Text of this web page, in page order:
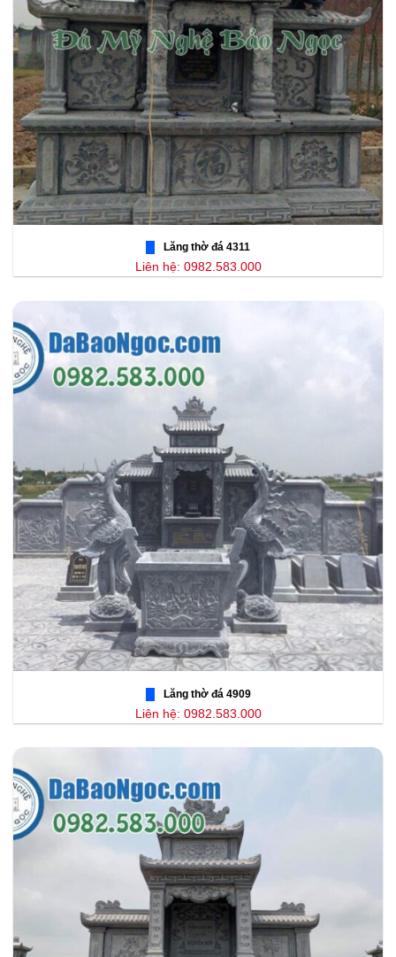
Lăng thờ đá 4311
Liên hệ: 0982.583.000
Lăng thờ đá 4909
Liên hệ: 0982.583.000